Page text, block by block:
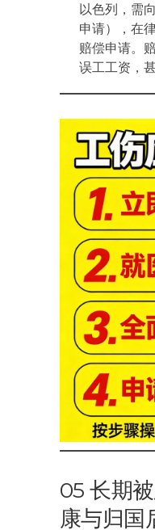
以色列，需
申请），在
赔偿申请。
误工工资，
05 长期
康与归国